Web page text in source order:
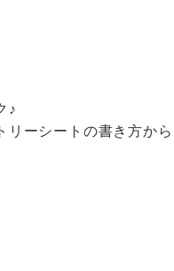
♪
リーシートの書き方から